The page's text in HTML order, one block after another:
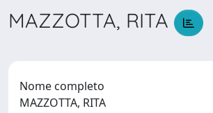
MAZZOTTA, RITA
Nome completo
MAZZOTTA, RITA